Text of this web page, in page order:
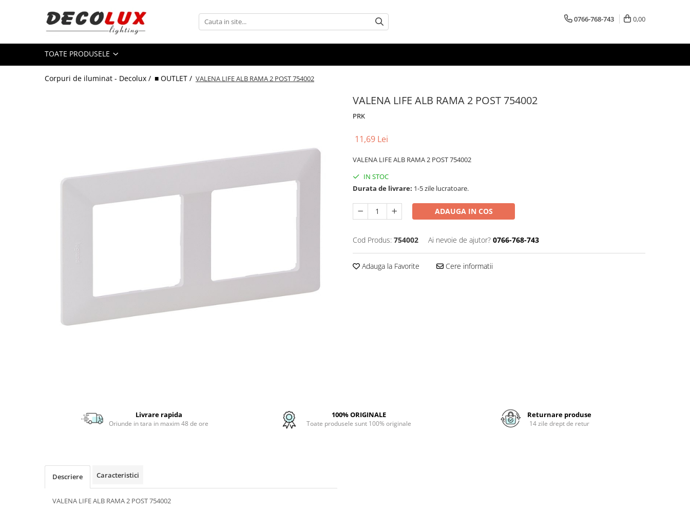
Toate Produsele
■ ILUMINAT DE INTERIOR
CANDELABRE & PENDULE CLASICE
APLICE CLASICE
PLAFONIERE CRISTAL
PLAFONIERE VINTAGE
PLAFONIERE COPII
SPOTURI APLICATE
0766-768-743 0,00
TOATE PRODUSELE
Corpuri de iluminat - Decolux / ■ OUTLET / VALENA LIFE ALB RAMA 2 POST 754002
VALENA LIFE ALB RAMA 2 POST 754002
PRK
11,69 Lei
VALENA LIFE ALB RAMA 2 POST 754002
IN STOC
Durata de livrare: 1-5 zile lucratoare.
ADAUGA IN COS
Cod Produs: 754002 Ai nevoie de ajutor? 0766-768-743
Adauga la Favorite Cere informatii
Livrare rapida
Oriunde in tara in maxim 48 de ore
100% ORIGINALE
Toate produsele sunt 100% originale
Returnare produse
14 zile drept de retur
Descriere Caracteristici
VALENA LIFE ALB RAMA 2 POST 754002